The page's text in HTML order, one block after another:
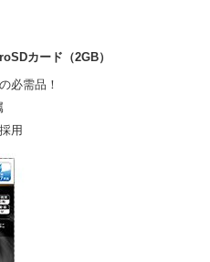
カード（2GB）
必需品！
用